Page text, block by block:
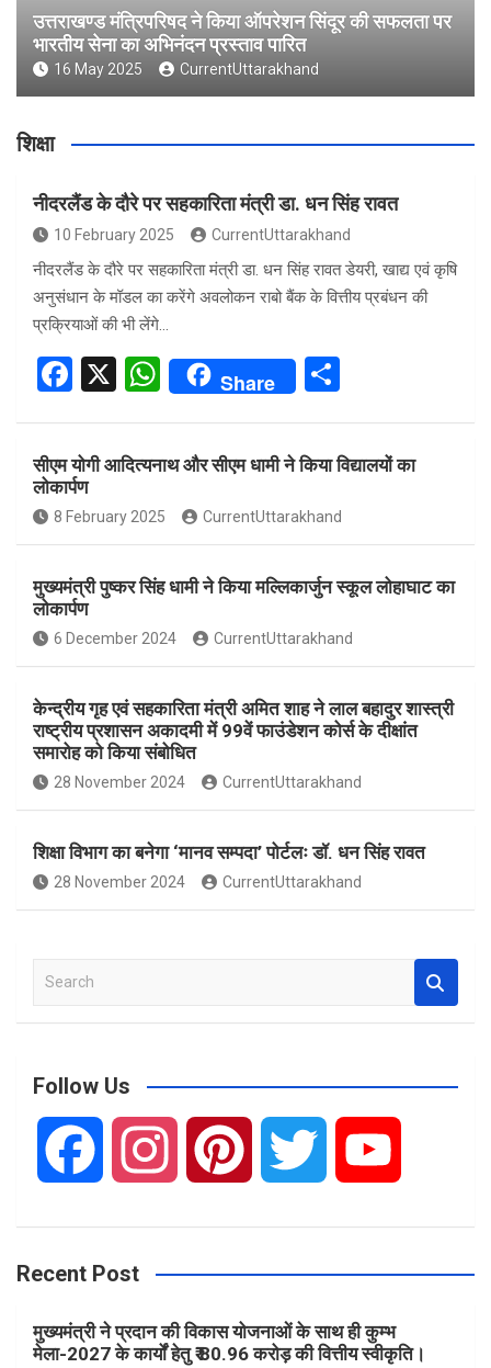
उत्तराखण्ड मंत्रिपरिषद ने किया ऑपरेशन सिंदूर की सफलता पर
भारतीय सेना का अभिनंदन प्रस्ताव पारित
16 May 2025 CurrentUttarakhand
शिक्षा
नीदरलैंड के दौरे पर सहकारिता मंत्री डा. धन सिंह रावत
10 February 2025 CurrentUttarakhand
नीदरलैंड के दौरे पर सहकारिता मंत्री डा. धन सिंह रावत डेयरी, खाद्य एवं कृषि
अनुसंधान के मॉडल का करेंगे अवलोकन राबो बैंक के वित्तीय प्रबंधन की
प्रक्रियाओं की भी लेंगे…
F
ce
b
o
o
k
X
W
s
A
p
p
Share
ar
e
सीएम योगी आदित्यनाथ और सीएम धामी ने किया विद्यालयों का
लोकार्पण
8 February 2025 CurrentUttarakhand
मुख्यमंत्री पुष्कर सिंह धामी ने किया मल्लिकार्जुन स्कूल लोहाघाट का
लोकार्पण
6 December 2024 CurrentUttarakhand
केन्द्रीय गृह एवं सहकारिता मंत्री अमित शाह ने लाल बहादुर शास्त्री
राष्ट्रीय प्रशासन अकादमी में 99वें फाउंडेशन कोर्स के दीक्षांत
समारोह को किया संबोधित
28 November 2024 CurrentUttarakhand
शिक्षा विभाग का बनेगा ‘मानव सम्पदा’ पोर्टलः डॉ. धन सिंह रावत
28 November 2024 CurrentUttarakhand
a
c
Follow Us
c
e
s
t
n
t
i
t
u
T
Recent Post
मुख्यमंत्री ने प्रदान की विकास योजनाओं के साथ ही कुम्भ
मेला-2027 के कार्यों हेतु ₹ 80.96 करोड़ की वित्तीय स्वीकृति।